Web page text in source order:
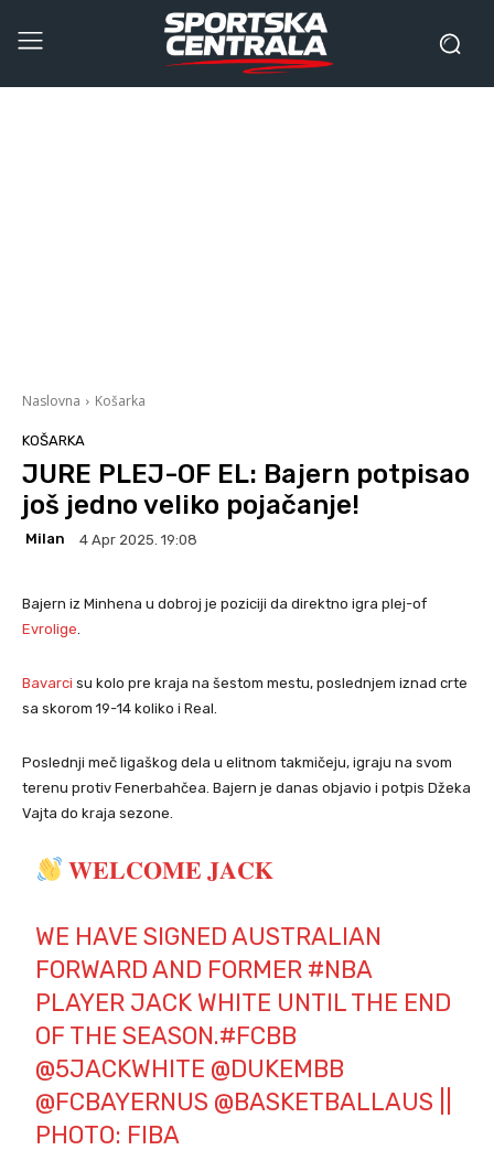
Naslovna Košarka
KOŠARKA
JURE PLEJ-OF EL: Bajern potpisao
još jedno veliko pojačanje!
Milan 4 Apr 2025. 19:08
Bajern iz Minhena u dobroj je poziciji da direktno igra plej-of
Evrolige
Bavarci su kolo pre kraja na šestom mestu, poslednjem iznad crte
sa skorom 19-14 koliko i Real.
Poslednji meč ligaškog dela u elitnom takmičeju, igraju na svom
terenu protiv Fenerbahčea. Bajern je danas objavio i potpis Džeka
Vajta do kraja sezone.
𝐖𝐄𝐋𝐂𝐎𝐌𝐄 𝐉𝐀𝐂𝐊
WE HAVE SIGNED AUSTRALIAN
FORWARD AND FORMER #NBA
PLAYER JACK WHITE UNTIL THE END
OF THE SEASON.#FCBB
@5JACKWHITE @DUKEMBB
@FCBAYERNUS @BASKETBALLAUS
PHOTO: FIBA